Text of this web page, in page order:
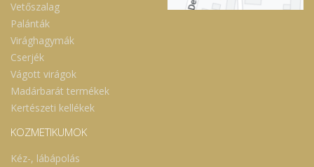
Vetőszalag
Palánták
Virághagymák
Cserjék
Vágott virágok
Madárbarát termékek
Kertészeti kellékek
KOZMETIKUMOK
Kéz-, lábápolás